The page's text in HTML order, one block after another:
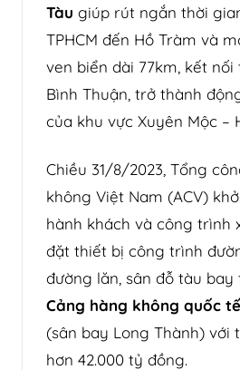
Tàu giúp rút ngắn thời
TPHCM đến Hồ Tràm và
ven biển dài 77km, kết nối
Bình Thuận, trở thành
của khu vực Xuyên Mộc –
Chiều 31/8/2023, Tổng
không Việt Nam (ACV)
hành khách và công trình
đặt thiết bị công trình
đường lăn, sân đỗ tàu bay
Cảng hàng không quốc
(sân bay Long Thành) với
hơn 42.000 tỷ đồng.